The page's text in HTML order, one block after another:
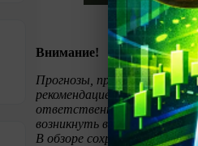
Внимание!
Прогнозы, представленные
рекомендацией к торговле
ответственности за
возникнуть в случае
В обзоре сохранены